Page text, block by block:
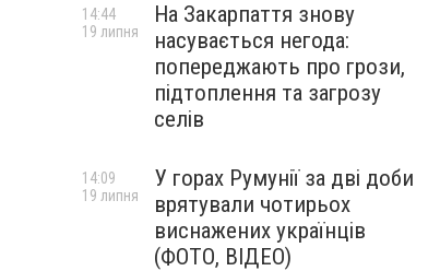
На Закарпаття знову
насувається негода:
попереджають про грози,
підтоплення та загрозу
селів
14:44
19 липня
У горах Румунії за дві доби
врятували чотирьох
виснажених українців
(ФОТО, ВІДЕО)
14:09
19 липня